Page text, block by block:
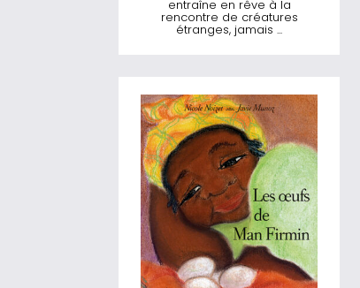
entraîne en rêve à la
rencontre de créatures
étranges, jamais ...